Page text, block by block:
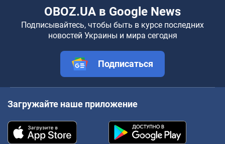
OBOZ.UA в Google News
Подписывайтесь, чтобы быть в курсе последних
новостей Украины и мира сегодня
Подписаться
Загружайте наше приложение